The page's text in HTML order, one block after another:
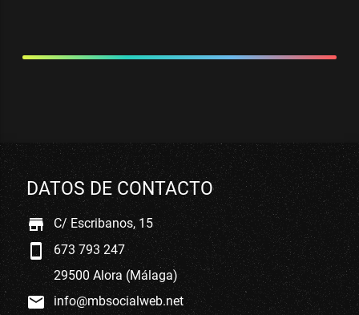
DATOS DE CONTACTO
store C/ Escribanos, 15
smartphone 673 793 247
29500 Alora (Málaga)
mail info@mbsocialweb.net